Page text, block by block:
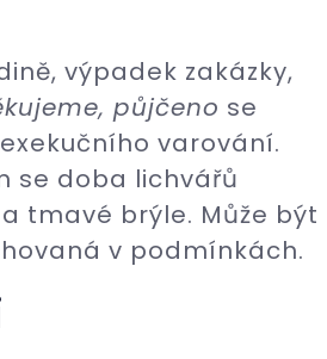
výpadek zakázky,
půjčeno se
varování.
se doba lichvářů
tmavé brýle. Může být
v podmínkách.